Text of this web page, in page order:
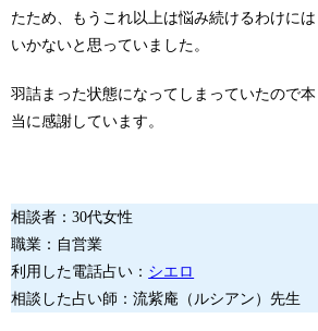
たため、もうこれ以上は悩み続けるわけには
いかないと思っていました。
羽詰まった状態になってしまっていたので本
当に感謝しています。
相談者：30代女性
職業：自営業
利用した電話占い： シエロ
相談した占い師：流紫庵（ルシアン）先生